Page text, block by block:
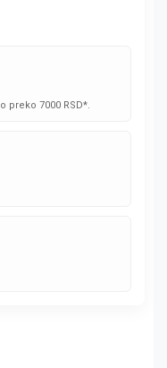
preko 7000 RSD*.